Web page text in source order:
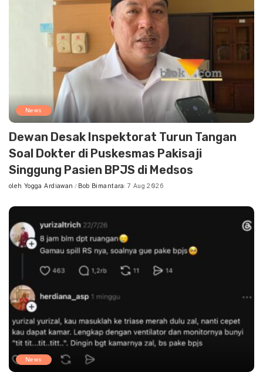
News
Dewan Desak Inspektorat Turun Tangan
Soal Dokter di Puskesmas Pakisaji
Singgung Pasien BPJS di Medsos
Posted
oleh Yogga Ardiawan Bob Bimantara 7 Aug 2026
News